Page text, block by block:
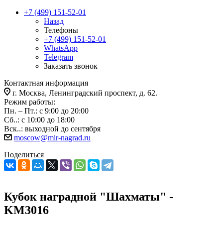
+7 (499) 151-52-01
Назад
Телефоны
+7 (499) 151-52-01
WhatsApp
Telegram
Заказать звонок
Контактная информация
г. Москва, Ленинградский проспект, д. 62.
Режим работы:
Пн. – Пт.: с 9:00 до 20:00
Сб..: с 10:00 до 18:00
Вск..: выходной до сентября
moscow@mir-nagrad.ru
Поделиться
Кубок наградной "Шахматы" -
KM3016